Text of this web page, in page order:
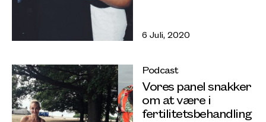
6 Juli, 2020
Podcast
Vores panel snakker
om at være i
fertilitetsbehandling